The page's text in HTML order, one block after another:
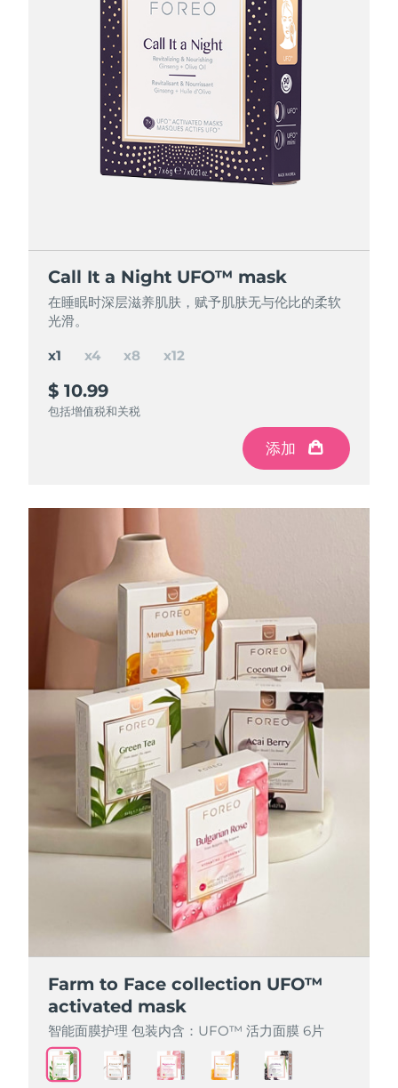
Call It a Night UFO™ mask
在睡眠时深层滋养肌肤，赋予肌肤无与伦比的柔软
光滑。
$ 10.99
包括增值税和关税
添加
Call It a Night UFO™ mask
在睡眠时深层滋养肌肤，赋予肌肤无与伦比的柔软
光滑。
$ 37 $ 43.96
包括增值税和关税
添加
Call It a Night UFO™ mask
在睡眠时深层滋养肌肤，赋予肌肤无与伦比的柔软
光滑。
$ 65 $ 87.92
包括增值税和关税
添加
Call It a Night UFO™ mask
在睡眠时深层滋养肌肤，赋予肌肤无与伦比的柔软
光滑。
$ 85 $ 131.88
包括增值税和关税
添加
x1 x4 x8 x12
Farm to Face collection UFO™
activated mask
智能面膜护理 包装内含：UFO™ 活力面膜 6片
Farm to Face collection UFO™
activated mask
智能面膜护理 包装内含：UFO™ 活力面膜 6片
Farm to Face collection UFO™
activated mask
智能面膜护理 包装内含：UFO™ 活力面膜 6片
Farm to Face collection UFO™
activated mask
智能面膜护理 包装内含：UFO™ 活力面膜 6片
Farm to Face collection UFO™
activated mask
智能面膜护理 包装内含：UFO™ 活力面膜 6片